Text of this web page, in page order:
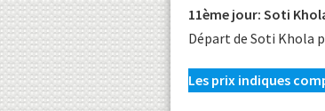
11ème jour: Soti
Départ de Soti Khola
Les prix indiques